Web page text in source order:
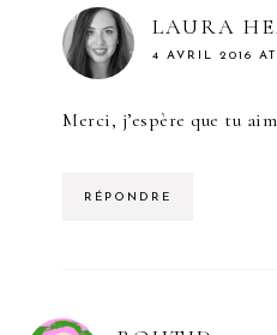
LAURA
4 AVRIL 2016
Merci, j’espère que tu
RÉPONDRE